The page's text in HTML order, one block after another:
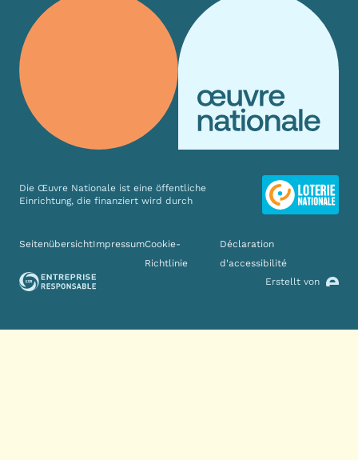
Die Œuvre Nationale ist eine öffentliche
Einrichtung, die finanziert wird durch
Verschiedene Links
SeitenübersichtImpressumCookie-
Richtlinie
Déclaration
d'accessibilité
Erstellt von